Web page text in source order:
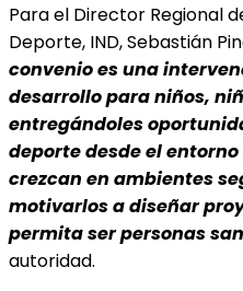
Para el Director Regional
Deporte, IND, Sebastián
convenio es una
desarrollo para niños,
entregándoles
deporte desde el
crezcan en ambientes
motivarlos a diseñar
permita ser personas
autoridad.